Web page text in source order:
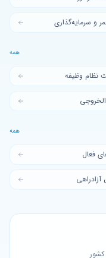
و سرمایه‌گذاری
همه
نظام وظیفه
همه
فعال
کشور